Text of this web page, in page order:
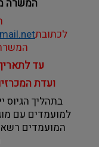
המשרה
לכתובת
עד לתאריך 29.06.2026 בשעה
ועדת המכרזים